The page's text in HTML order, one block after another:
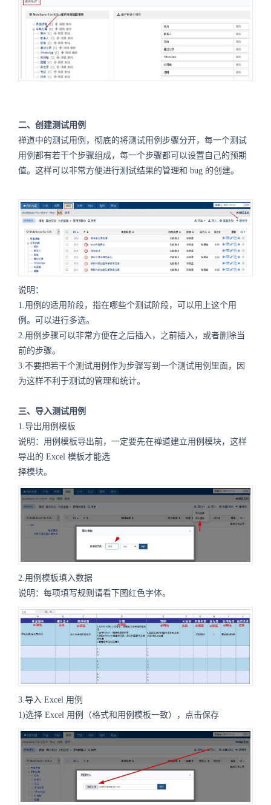
二、创建测试用例
禅道中的测试用例，彻底的将测试用例步骤分开，每一个测试
用例都有若干个步骤组成，每一个步骤都可以设置自己的预期
值。这样可以非常方便进行测试结果的管理和 bug 的创建。
说明：
1.用例的适用阶段，指在哪些个测试阶段，可以用上这个用
例。可以进行多选。
2.用例步骤可以非常方便在之后插入，之前插入，或者删除当
前的步骤。
3.不要把若干个测试用例作为步骤写到一个测试用例里面，因
为这样不利于测试的管理和统计。
三、导入测试用例
1.导出用例模板
说明：用例模板导出前，一定要先在禅道建立用例模块，这样
导出的 Excel 模板才能选
择模块。
2.用例模板填入数据
说明：每项填写规则请看下图红色字体。
3.导入 Excel 用例
1)选择 Excel 用例（格式和用例模板一致），点击保存